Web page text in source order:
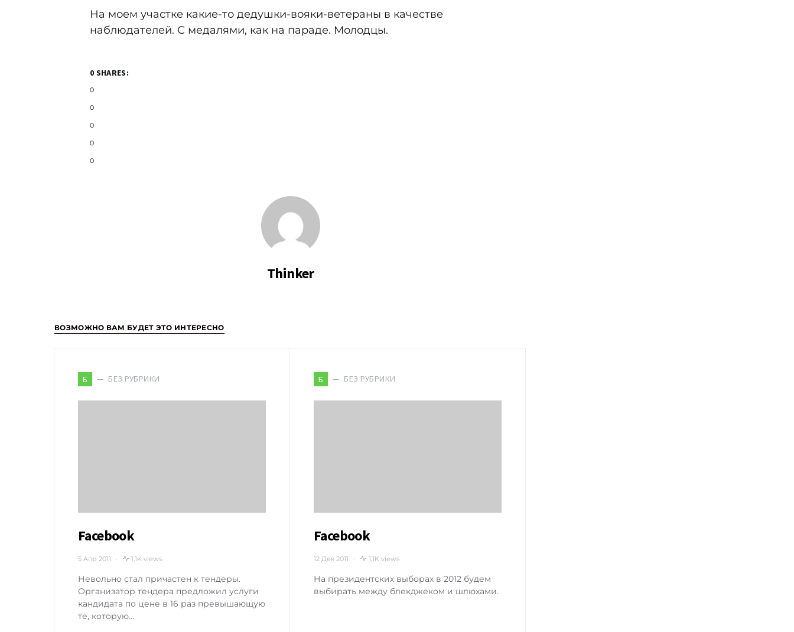
На моем участке какие-то дедушки-вояки-ветераны в качестве
наблюдателей. С медалями, как на параде. Молодцы.
0 SHARES:
0
0
0
0
0
Thinker
ВОЗМОЖНО ВАМ БУДЕТ ЭТО ИНТЕРЕСНО
Б БЕЗ РУБРИКИ
Facebook
5 Апр 2011 1,1K views
Невольно стал причастен к тендеры.
Организатор тендера предложил услуги
кандидата по цене в 16 раз превышающую
те, которую…
Б БЕЗ РУБРИКИ
Facebook
12 Дек 2011 1,1K views
На президентских выборах в 2012 будем
выбирать между блекджеком и шлюхами.